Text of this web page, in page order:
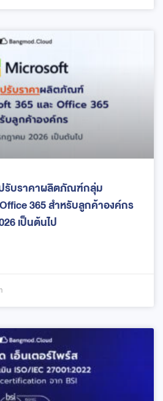
รับราคาผลิตภัณฑ์กลุ่ม
365 สำหรับลูกค้าองค์กร
เป็นต้นไป